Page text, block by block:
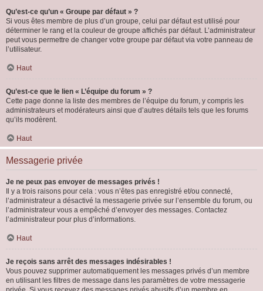
Qu’est-ce qu’un « Groupe par défaut » ?
Si vous êtes membre de plus d’un groupe, celui par défaut est utilisé pour
déterminer le rang et la couleur de groupe affichés par défaut. L’administrateur
peut vous permettre de changer votre groupe par défaut via votre panneau de
l’utilisateur.
Haut
Qu’est-ce que le lien « L’équipe du forum » ?
Cette page donne la liste des membres de l’équipe du forum, y compris les
administrateurs et modérateurs ainsi que d’autres détails tels que les forums
qu’ils modèrent.
Haut
Messagerie privée
Je ne peux pas envoyer de messages privés !
Il y a trois raisons pour cela : vous n’êtes pas enregistré et/ou connecté,
l’administrateur a désactivé la messagerie privée sur l’ensemble du forum, ou
l’administrateur vous a empêché d’envoyer des messages. Contactez
l’administrateur pour plus d’informations.
Haut
Je reçois sans arrêt des messages indésirables !
Vous pouvez supprimer automatiquement les messages privés d’un membre
en utilisant les filtres de message dans les paramètres de votre messagerie